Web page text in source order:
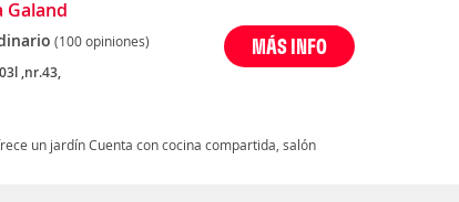
Galand
(100 opiniones)
,nr.43,
MÁS INFO
un jardín Cuenta con cocina compartida, salón